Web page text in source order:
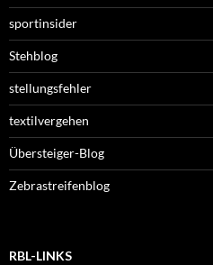
sportinsider
Stehblog
stellungsfehler
textilvergehen
Übersteiger-Blog
Zebrastreifenblog
RBL-LINKS